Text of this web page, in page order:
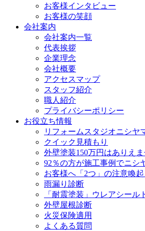
お客様インタビュー
お客様の笑顔
会社案内
会社案内一覧
代表挨拶
企業理念
会社概要
アクセスマップ
スタッフ紹介
職人紹介
プライバシーポリシー
お役立ち情報
リフォームスタジオニシヤ
クイック見積もり
外壁塗装150万円はありえま
92％の方が施工事例でニシ
お客様へ「2つ」の注意喚起
雨漏り診断
「耐震塗装」ウレアシール
外壁屋根診断
火災保険適用
よくある質問